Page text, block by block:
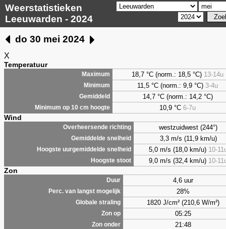
Weerstatistieken
Leeuwarden - 2024
do 30 mei 2024
X
Temperatuur
Maximum 18,7 °C (norm.: 18,5 °C) 13-14u
Minimum 11,5 °C (norm.: 9,9 °C) 3-4u
Gemiddeld 14,7 °C (norm.: 14,2 °C)
Minimum op 10 cm hoogte 10,9 °C 6-7u
Wind
Overheersende richting westzuidwest (244°)
Gemiddelde snelheid 3,3 m/s (11,9 km/u)
Hoogste uurgemiddelde snelheid 5,0 m/s (18,0 km/u) 10-
Hoogste stoot 9,0 m/s (32,4 km/u) 10-
Zon
Duur 4,6 uur
Perc. van langst mogelijk 28%
Globale straling 1820 J/cm² (210,6 W/m²)
Zon op 05:25
Zon onder 21:48